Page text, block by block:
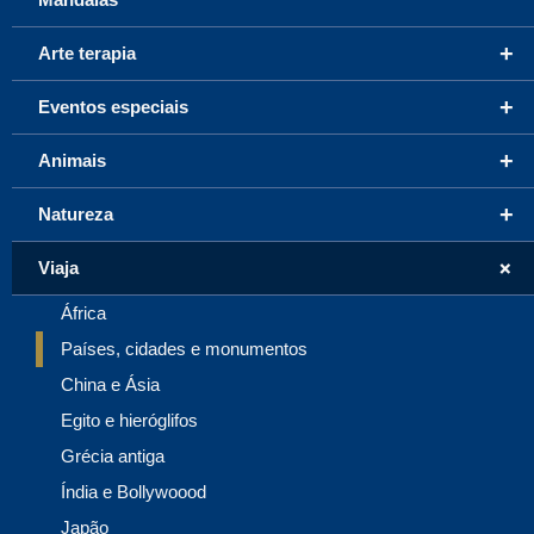
+
Arte terapia
+
Eventos especiais
+
Animais
+
Natureza
+
Viaja
África
Países, cidades e monumentos
China e Ásia
Egito e hieróglifos
Grécia antiga
Índia e Bollywoood
Japão